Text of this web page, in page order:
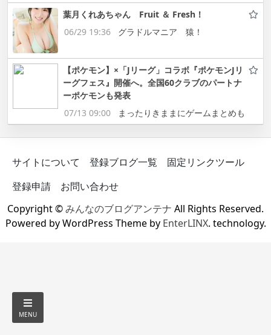
葉月くれあちゃん Fruit ＆ Fresh！
06/29 19:36
グラドルマニア 猿！
【ポケモン】×「Jリーグ」コラボ『ポケモンJリ
ーグフェス』開催へ。全国60クラブのパートナ
ーポケモンも発表
07/13 09:00
まったりきままにゲームまとめも
サイトについて 登録ブログ一覧
固定リンクツール
登録申請
お問い合わせ
Copyright ©みんなのブログアンテナ All Rights Reserved.
Powered by WordPress Theme by EnterLINX. technology.
MENU